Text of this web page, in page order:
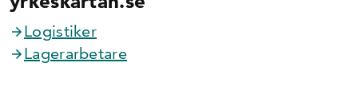
Logistiker
Lager­arbetare